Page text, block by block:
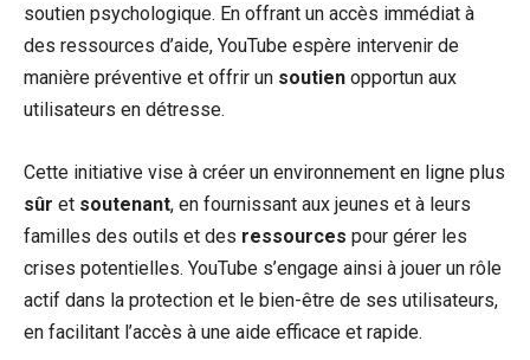
soutien psychologique. En offrant un accès immédiat à
des ressources d’aide, YouTube espère intervenir de
manière préventive et offrir un soutien opportun aux
utilisateurs en détresse.
Cette initiative vise à créer un environnement en ligne plus
sûr et soutenant, en fournissant aux jeunes et à leurs
familles des outils et des ressources pour gérer les
crises potentielles. YouTube s’engage ainsi à jouer un rôle
actif dans la protection et le bien-être de ses utilisateurs,
en facilitant l’accès à une aide efficace et rapide.